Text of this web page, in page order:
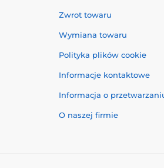
Zwrot towaru
Wymiana towaru
Polityka plików cookie
Informacje kontaktowe
Informacja o
O naszej firmie